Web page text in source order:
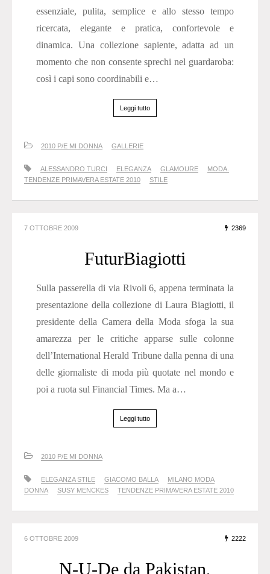
essenziale, pulita, semplice e allo stesso tempo
ricercata, elegante e pratica, confortevole e
dinamica. Una collezione sapiente, adatta ad un
momento che non consente sprechi nel guardaroba:
così i capi sono coordinabili e…
Leggi tutto
2010 P/E MI DONNA GALLERIE
ALESSANDRO TURCI ELEGANZA GLAMOURE
MODA.
TENDENZE PRIMAVERA ESTATE 2010
STILE
7 OTTOBRE 2009 2369
FuturBiagiotti
Sulla passerella di via Rivoli 6, appena terminata la
presentazione della collezione di Laura Biagiotti, il
presidente della Camera della Moda sfoga la sua
amarezza per le critiche apparse sulle colonne
dell’International Herald Tribune dalla penna di una
delle giornaliste di moda più quotate nel mondo e
poi a ruota sul Financial Times. Ma a…
Leggi tutto
2010 P/E MI DONNA
ELEGANZA STILE GIACOMO BALLA
MILANO MODA
DONNA
SUSY MENCKES TENDENZE PRIMAVERA ESTATE 2010
6 OTTOBRE 2009 2222
N-U-De da Pakistan,